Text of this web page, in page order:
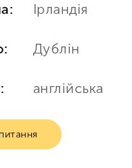
Ірландія
Дублін
англійська